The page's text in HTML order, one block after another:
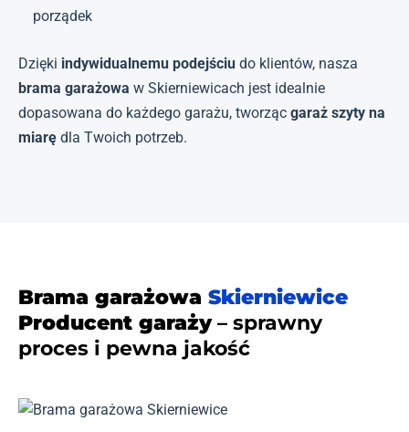
porządek
Dzięki indywidualnemu podejściu do klientów, nasza
brama garażowa w Skierniewicach jest idealnie
dopasowana do każdego garażu, tworząc garaż szyty na
miarę dla Twoich potrzeb.
Brama garażowa Skierniewice
Producent garaży– sprawny
proces i pewna jakość